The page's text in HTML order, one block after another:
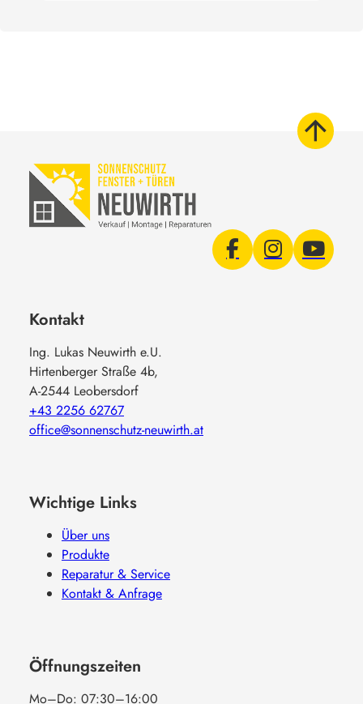
Kontakt
Ing. Lukas Neuwirth e.U.
Hirtenberger Straße 4b,
A-2544 Leobersdorf
+43 2256 62767
office@sonnenschutz-neuwirth.at
Wichtige Links
Über uns
Produkte
Reparatur & Service
Kontakt & Anfrage
Öffnungszeiten
Mo–Do: 07:30–16:00